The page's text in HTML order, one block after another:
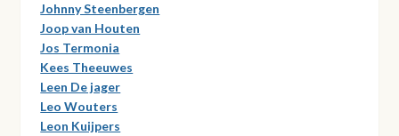
Johnny Steenbergen
Joop van Houten
Jos Termonia
Kees Theeuwes
Leen De jager
Leo Wouters
Leon Kuijpers